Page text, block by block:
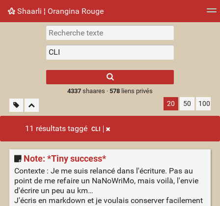
Shaarli ¦ Orangina Rouge
Nuage de tags Mur d'images
results.
4337shaares · 578liens privés
20 50 100
11 résultats taggé CLI
Note: *Tiny success*
Contexte : Je me suis relancé dans l'écriture. Pas au
point de me refaire un NaNoWriMo, mais voilà, l'envie
d'écrire un peu au km…
J'écris en markdown et je voulais conserver facilement